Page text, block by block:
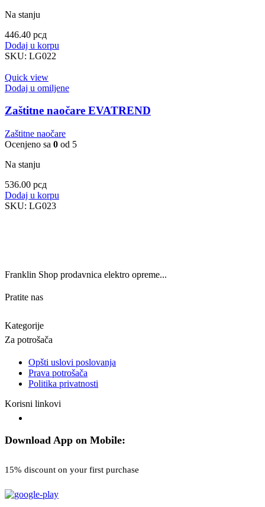
Na stanju
446.40 рсд
Dodaj u korpu
SKU: LG022
Quick view
Dodaj u omiljene
Zaštitne naočare EVATREND
Zaštitne naočare
Ocenjeno sa 0 od 5
Na stanju
536.00 рсд
Dodaj u korpu
SKU: LG023
Franklin Shop prodavnica elektro opreme...
Pratite nas
Kategorije
Za potrošača
Opšti uslovi poslovanja
Prava potrošača
Politika privatnosti
Korisni linkovi
Download App on Mobile:
15% discount on your first purchase